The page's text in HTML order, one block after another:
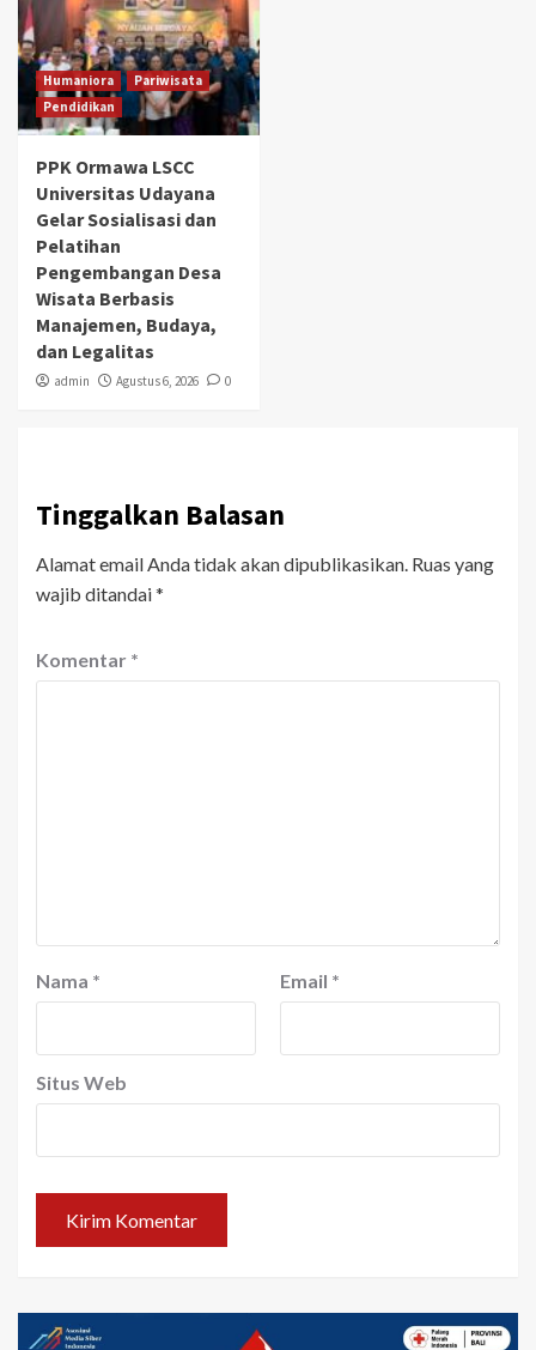
Humaniora
Pariwisata
Pendidikan
PPK Ormawa LSCC
Universitas Udayana
Gelar Sosialisasi dan
Pelatihan
Pengembangan Desa
Wisata Berbasis
Manajemen, Budaya,
dan Legalitas
admin Agustus 6, 2026 0
Tinggalkan Balasan
Alamat email Anda tidak akan dipublikasikan. Ruas yang
wajib ditandai*
Komentar *
Nama * Email *
Situs Web